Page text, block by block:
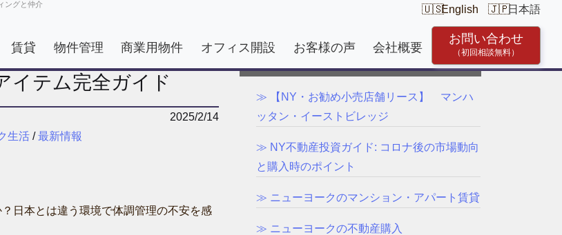
ングと仲介 English 日本語
賃貸 物件管理 商業用物件 オフィス開設 お客様の声 会社概要
お問い合わせ
（初回相談無料）
イテム完全ガイド
2025/2/14
生活 /最新情報
日本とは違う環境で体調管理の不安を感
≫ 【NY・お勧め小売店舗リース】 マンハ
ッタン・イーストビレッジ
≫ NY不動産投資ガイド: コロナ後の市場動向
と購入時のポイント
≫ ニューヨークのマンション・アパート賃貸
≫ ニューヨークの不動産購入